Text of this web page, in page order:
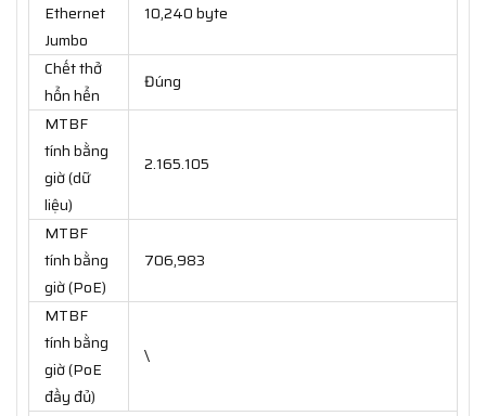
Ethernet
Jumbo
10,240 byte
Chết thở
hổn hển
Đúng
MTBF
tính bằng
giờ (dữ
liệu)
2.165.105
MTBF
tính bằng
giờ (PoE)
706,983
MTBF
tính bằng
giờ (PoE
đầy đủ)
\